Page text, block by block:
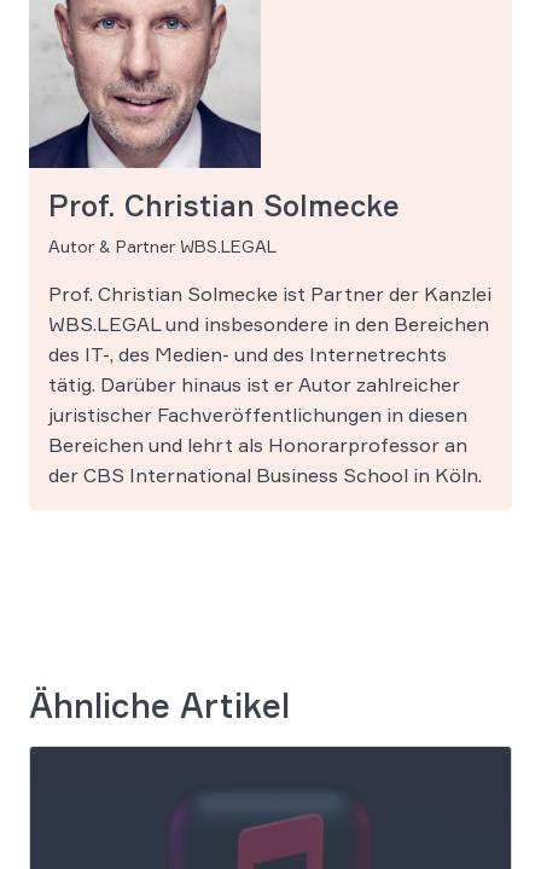
Prof. Christian Solmecke
Autor & Partner WBS.LEGAL
Prof. Christian Solmecke ist Partner der Kanzlei
WBS.LEGAL und insbesondere in den Bereichen
des IT-, des Medien- und des Internetrechts
tätig. Darüber hinaus ist er Autor zahlreicher
juristischer Fachveröffentlichungen in diesen
Bereichen und lehrt als Honorarprofessor an
der CBS International Business School in Köln.
Ähnliche Artikel